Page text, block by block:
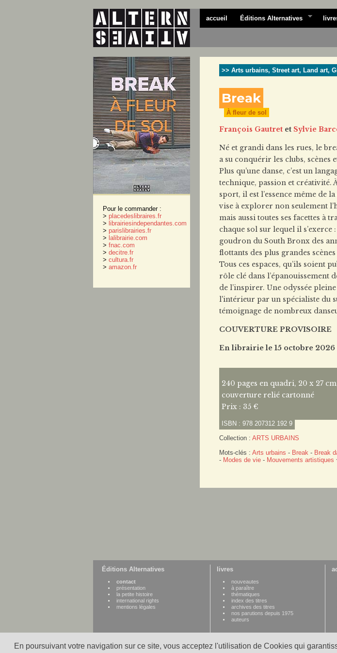
En poursuivant votre navigation sur ce site, vous acceptez l'utilisation de Cookies qui
accueil Éditions Alternatives
Pour le commander :
> placedeslibraires.fr
> librairiesindependantes.com
> parislibrairies.fr
> lalibrairie.com
> fnac.com
> decitre.fr
> cultura.fr
> amazon.fr
>> Arts urbains, Street art, Land art,
Break
À fleur de sol
François Gautret et Sylvie
Né et grandi dans les rues, le
a su conquérir les clubs, scènes
Plus qu’une danse, c’est un
technique, passion et créativité.
sport, il est l’essence même de
vise à explorer non seulement
mais aussi toutes ses facettes à
chaque sol sur lequel il s’exerce
goudron du South Bronx des
flottants des plus grandes
Tous ces espaces, qu’ils soient
rôle clé dans l’épanouissement
de l’inspirer. Une odyssée
l'intérieur par un spécialiste du
témoignage de nombreux
COUVERTURE PROVISOIRE
En librairie le 15 octobre 2026
240 pages en quadri, 20 x 27
couverture relié cartonné
Prix : 35 €
ISBN : 978 207312 192 9
Collection : ARTS URBAINS
Mots-clés : Arts urbains - Break - Break
- Modes de vie - Mouvements artistiques
Éditions Alternatives
contact
présentation
la petite histoire
international rights
mentions légales
livres
nouveautes
à paraître
thématiques
index des titres
archives des titres
nos parutions depuis 1975
auteurs